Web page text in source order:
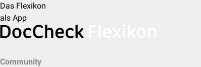
Das Flexikon
als App
Community